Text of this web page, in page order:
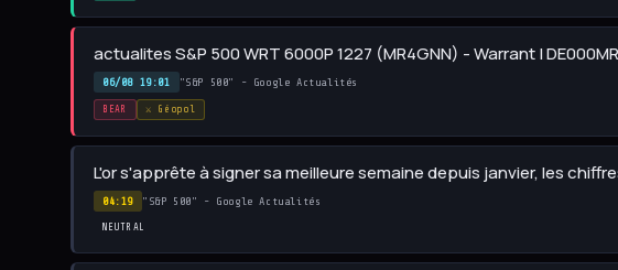
actualites S&P 500 WRT 6000P 1227 (MR4GNN) - Warrant |
06/08 19:01 "S&P 500" - Google Actualités
BEAR ⚔️ Géopol
L'or s'apprête à signer sa meilleure semaine depuis janvier, les
04:19 "S&P 500" - Google Actualités
NEUTRAL